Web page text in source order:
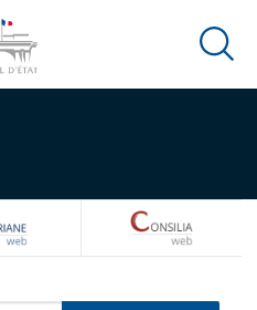
Ouvrir
ARIANEWEB